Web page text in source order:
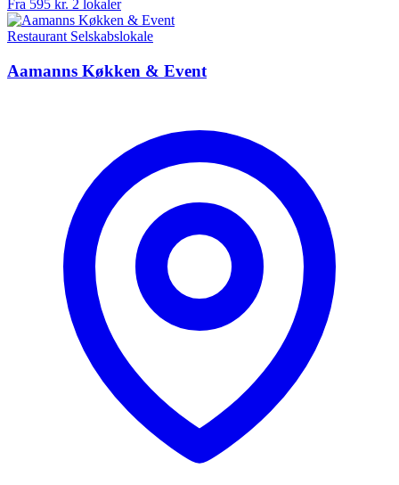
Fra 595 kr. 2 lokaler
Restaurant Selskabslokale
Aamanns Køkken & Event